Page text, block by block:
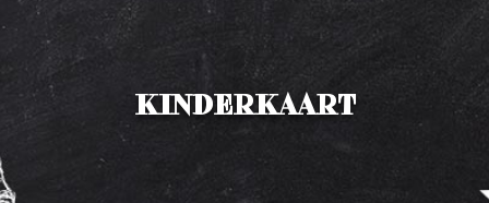
Nieuws
Lunchkaart
KINDERKAART